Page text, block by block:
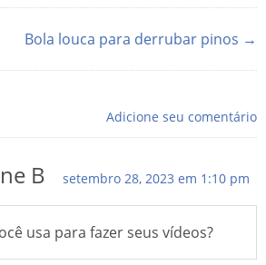
Bola louca para derrubar pinos →
Adicione seu comentário
B setembro 28, 2023 em 1:10 pm
usa para fazer seus vídeos?